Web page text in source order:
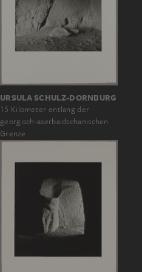
URSULA SCHULZ-DORNBURG
15 Kilometer entlang der
georgisch-aserbaidschanischen
Grenze